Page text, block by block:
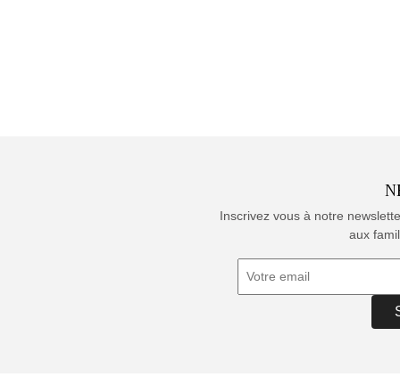
Inscrivez vous à notre
aux